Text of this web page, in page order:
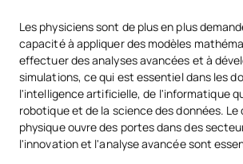
TOTAL:
Quatrième année
SUJETS ANNUELS
Les physiciens sont de plus en plus
capacité à appliquer des modèles
effectuer des analyses avancées et à
simulations, ce qui est essentiel dans les
l'intelligence artificielle, de l'informatique
robotique et de la science des données. Le
physique ouvre des portes dans des
l'innovation et l'analyse avancée sont